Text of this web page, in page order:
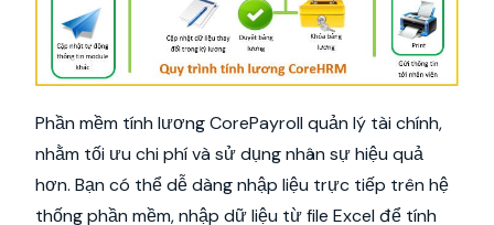
Phần mềm tính lương CorePayroll quản lý tài chính,
nhằm tối ưu chi phí và sử dụng nhân sự hiệu quả
hơn. Bạn có thể dễ dàng nhập liệu trực tiếp trên hệ
thống phần mềm, nhập dữ liệu từ file Excel để tính